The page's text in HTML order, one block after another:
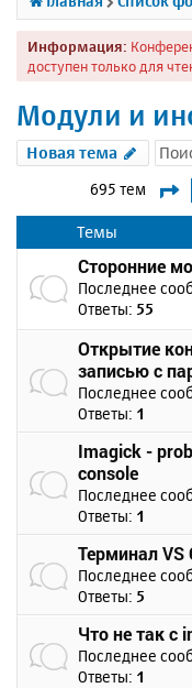
л
к
Информация:
доступен только для
Модули и
Новая тема
695 тем
Темы
Сторонние
Последнее
Ответы: 55
Открытие
записью с
Последнее
Ответы: 1
Imagick -
console
Последнее
Ответы: 1
Терминал VS
Последнее
Ответы: 5
Что не так с
Последнее
Ответы: 1